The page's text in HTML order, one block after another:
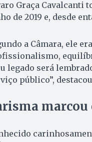
Graça Cavalcanti
de 2019 e, desde
a Câmara, ele
legado será
público”,